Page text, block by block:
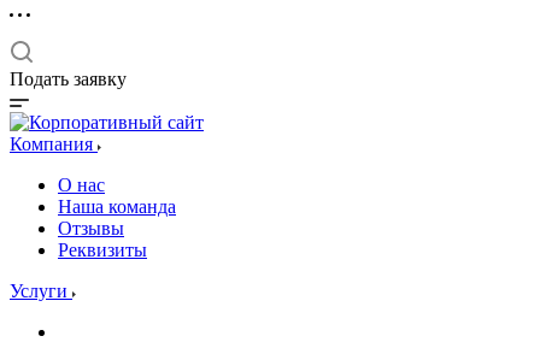
Подать заявку
Компания
О нас
Наша команда
Отзывы
Реквизиты
Услуги